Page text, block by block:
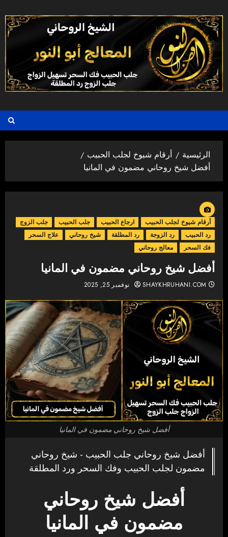
إلى
المحتوى
الرئيسية
أرقام شيوخ لجلب الحبيب
أفضل شيخ روحاني مضمون في المانيا
أرقام شيوخ لجلب الحبيب ارجاع الحبيب جلب الحبيب
جلب الزوج
رد الحبيب
رد الزوجة رد المطلقة شيخ روحاني
علاج السحر
فك السحر
معالج روحاني
أفضل شيخ روحاني مضمون في المانيا
SHAYKHRUHANI.COM نوفمبر 25, 2025
أفضل شيخ روحاني مضمون في المانيا
أفضل شيخ روحاني جلب الحبيب - شيخ روحاني
مضمون لجلب الحبيب وفك السحر ورد المطلقة
أفضل شيخ روحاني
مضمون في المانيا